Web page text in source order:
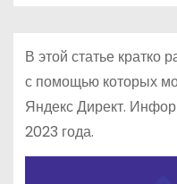
В этой статье кратко
с помощью которых
Яндекс Директ.
2023 года.